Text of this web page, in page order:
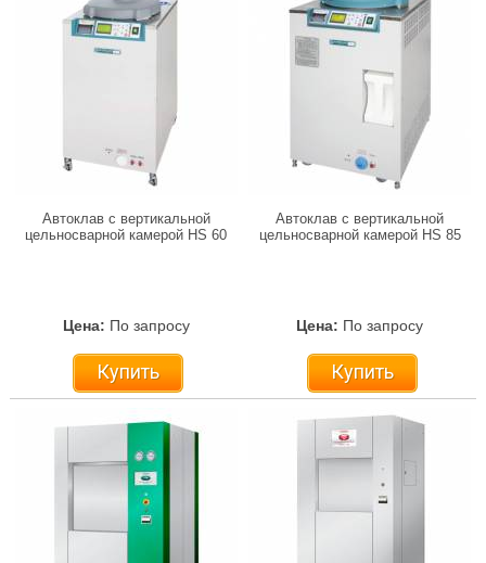
Автоклав с вертикальной
цельносварной камерой HS 60
Цена: По запросу
Купить
Автоклав с вертикальной
цельносварной камерой HS 85
Цена: По запросу
Купить